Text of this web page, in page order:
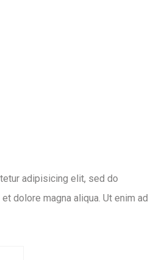
adipisicing elit, sed do
dolore magna aliqua. Ut enim ad